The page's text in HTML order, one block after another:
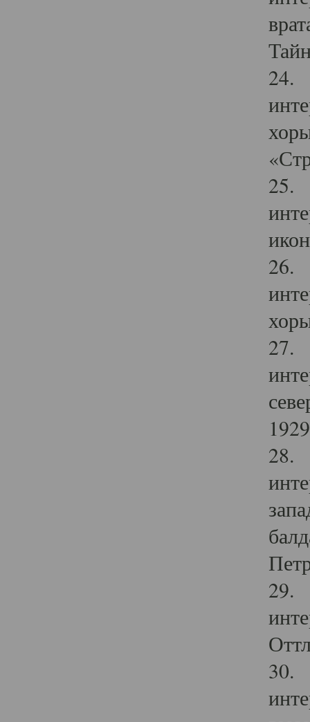
24.
25.
26.
27.
28.
29.
30.